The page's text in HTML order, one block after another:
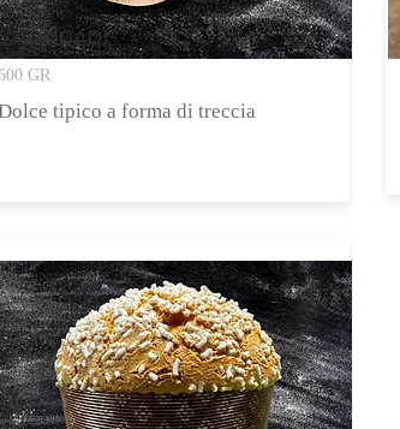
SPONGADI'
GR
tipico a forma di treccia